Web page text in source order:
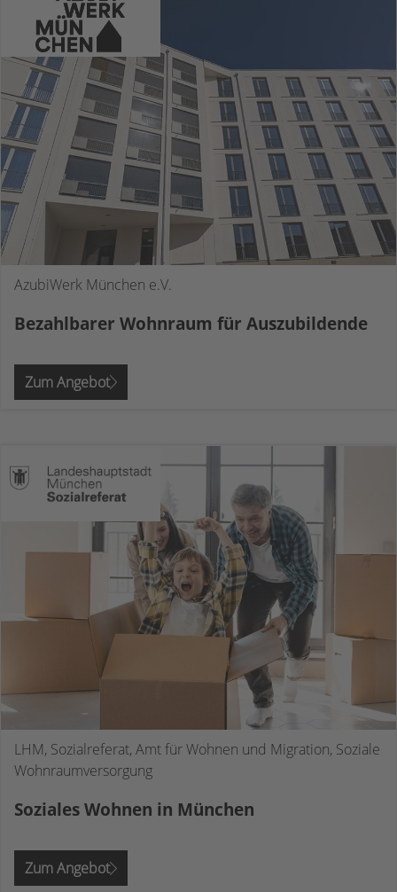
AzubiWerk München e.V.
Bezahlbarer Wohnraum für Auszubildende
Zum Angebot
LHM, Sozialreferat, Amt für Wohnen und Migration, Soziale
Wohnraumversorgung
Soziales Wohnen in München
Zum Angebot